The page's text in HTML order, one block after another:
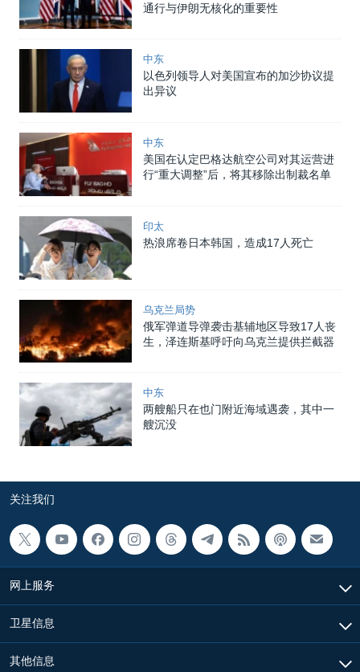
通行与伊朗无核化的重要性
中东
以色列领导人对美国宣布的加沙协议提
出异议
中东
美国在认定巴格达航空公司对其运营进
行“重大调整”后，将其移除出制裁名单
印太
热浪席卷日本韩国，造成17人死亡
乌克兰局势
俄军弹道导弹袭击基辅地区导致17人丧
生，泽连斯基呼吁向乌克兰提供拦截器
中东
两艘船只在也门附近海域遇袭，其中一
艘沉没
关注我们
网上服务
卫星信息
其他信息